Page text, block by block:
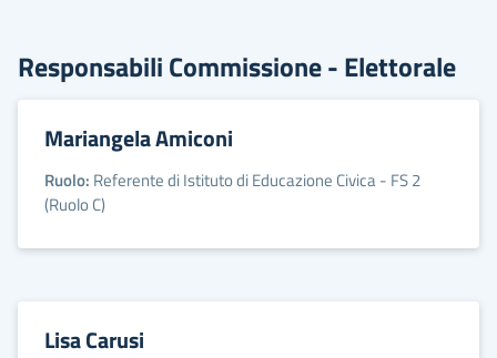
Responsabili Commissione - Elettorale
Mariangela Amiconi
Ruolo: Referente di Istituto di Educazione Civica - FS 2
(Ruolo C)
Lisa Carusi